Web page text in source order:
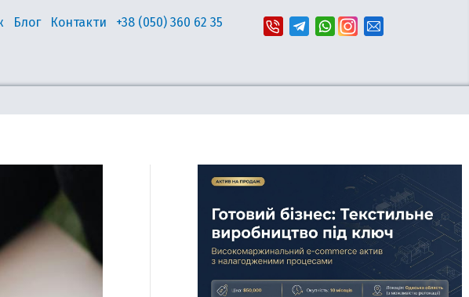
Блог Контакти +38 (050) 360 62 35